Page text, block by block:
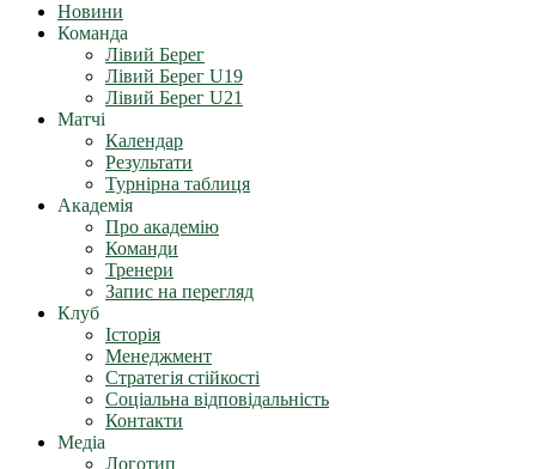
Новини
Команда
Лівий Берег
Лівий Берег U19
Лівий Берег U21
Матчі
Календар
Результати
Турнірна таблиця
Академія
Про академію
Команди
Тренери
Запис на перегляд
Клуб
Історія
Менеджмент
Стратегія стійкості
Соціальна відповідальність
Контакти
Медіа
Логотип